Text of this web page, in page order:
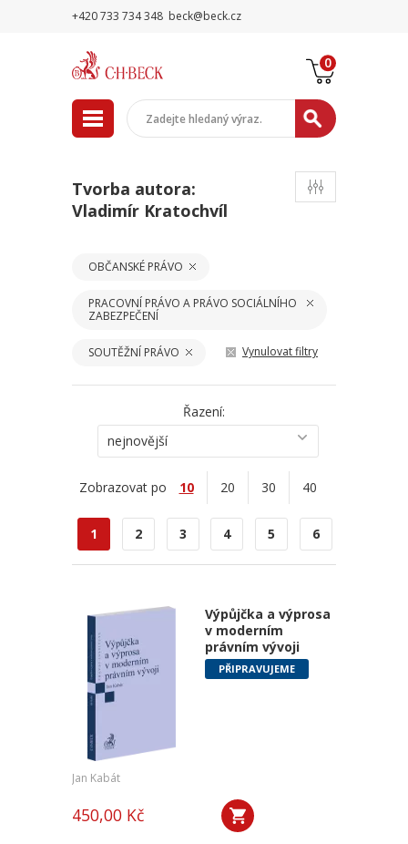
+420 733 734 348 beck@beck.cz
0
Tvorba autora:
Vladimír Kratochvíl
OBČANSKÉ PRÁVO
PRACOVNÍ PRÁVO A PRÁVO SOCIÁLNÍHO
ZABEZPEČENÍ
SOUTĚŽNÍ PRÁVO Vynulovat filtry
Řazení:
nejnovější
Zobrazovat po 10 20 30 40
1 2 3 4 5 6
Výpůjčka a výprosa
v moderním
právním vývoji
PŘIPRAVUJEME
Jan Kabát
450,00 Kč